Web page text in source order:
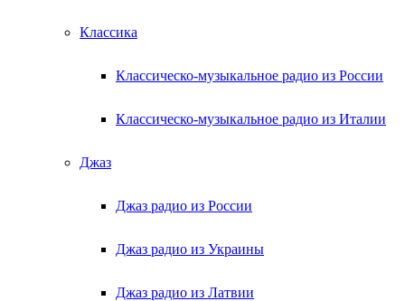
Классика
Классическо-музыкальное радио из России
Классическо-музыкальное радио из Италии
Джаз
Джаз радио из России
Джаз радио из Украины
Джаз радио из Латвии